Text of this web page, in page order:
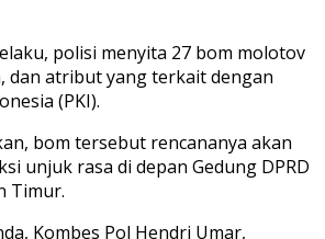
polisi menyita 27 bom molotov
dan atribut yang terkait dengan
(PKI).
bom tersebut rencananya akan
unjuk rasa di depan Gedung DPRD
Timur.
Kombes Pol Hendri Umar,